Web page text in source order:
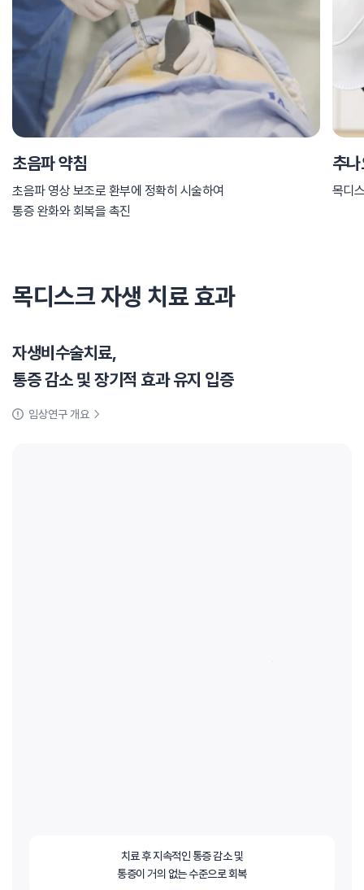
초음파 약침
초음파 영상 보조로 환부에 정확히 시술하여
통증 완화와 회복을 촉진
추
목디
목디스크 자생 치료 효과
자생비수술치료,
통증 감소 및 장기적 효과 유지 입증
임상연구 개요
치료 후 지속적인 통증 감소 및
통증이 거의 없는 수준으로 회복